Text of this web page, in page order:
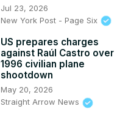
Jul 23, 2026
New York Post - Page Six
US prepares charges
against Raúl Castro over
1996 civilian plane
shootdown
May 20, 2026
Straight Arrow News